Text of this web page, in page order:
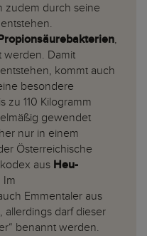
zudem durch seine
,
werden. Damit
kommt auch
besondere
zu 110 Kilogramm
gewendet
nur in einem
Österreichische
aus Heu-
Im
Emmentaler aus
allerdings darf dieser
benannt werden.